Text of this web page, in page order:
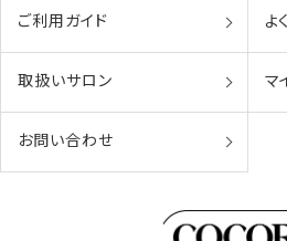
ご利用ガイド よ
取扱いサロン マ
お問い合わせ